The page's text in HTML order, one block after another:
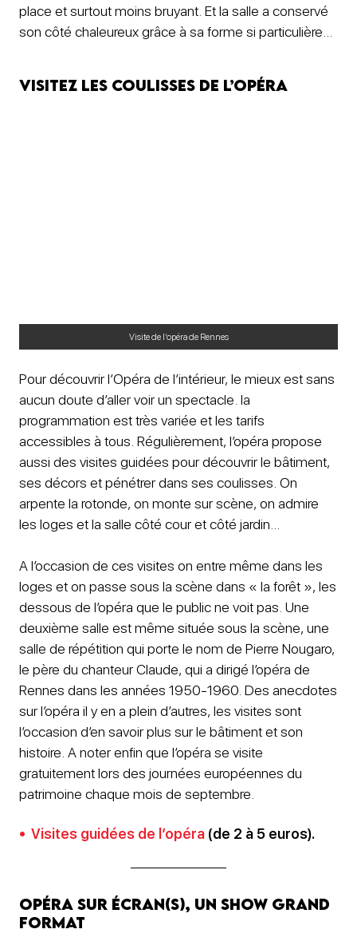
place et surtout moins bruyant. Et la salle a conservé
son côté chaleureux grâce à sa forme si particulière…
Visitez les coulisses de l’Opéra
Visite de l’opéra de Rennes
Pour découvrir l’Opéra de l’intérieur, le mieux est sans
aucun doute d’aller voir un spectacle. la
programmation est très variée et les tarifs
accessibles à tous. Régulièrement, l’opéra propose
aussi des visites guidées pour découvrir le bâtiment,
ses décors et pénétrer dans ses coulisses. On
arpente la rotonde, on monte sur scène, on admire
les loges et la salle côté cour et côté jardin…
A l’occasion de ces visites on entre même dans les
loges et on passe sous la scène dans « la forêt », les
dessous de l’opéra que le public ne voit pas. Une
deuxième salle est même située sous la scène, une
salle de répétition qui porte le nom de Pierre Nougaro,
le père du chanteur Claude, qui a dirigé l’opéra de
Rennes dans les années 1950-1960. Des anecdotes
sur l’opéra il y en a plein d’autres, les visites sont
l’occasion d’en savoir plus sur le bâtiment et son
histoire. A noter enfin que l’opéra se visite
gratuitement lors des journées européennes du
patrimoine chaque mois de septembre.
Visites guidées de l’opéra (de 2 à 5 euros).
Opéra sur écran(s), un show grand
format